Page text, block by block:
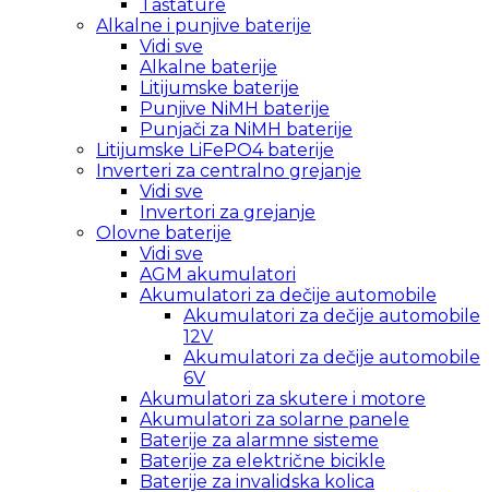
Tastature
Alkalne i punjive baterije
Vidi sve
Alkalne baterije
Litijumske baterije
Punjive NiMH baterije
Punjači za NiMH baterije
Litijumske LiFePO4 baterije
Inverteri za centralno grejanje
Vidi sve
Invertori za grejanje
Olovne baterije
Vidi sve
AGM akumulatori
Akumulatori za dečije automobile
Akumulatori za dečije automobile
12V
Akumulatori za dečije automobile
6V
Akumulatori za skutere i motore
Akumulatori za solarne panele
Baterije za alarmne sisteme
Baterije za električne bicikle
Baterije za invalidska kolica